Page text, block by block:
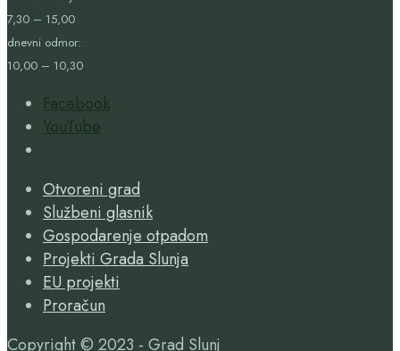
7,30 – 15,00
dnevni odmor:
10,00 – 10,30
Facebook
YouTube
Window
Otvoreni grad
Službeni glasnik
Gospodarenje otpadom
Projekti Grada Slunja
EU projekti
Proračun
Copyright © 2023 - Grad Slunj